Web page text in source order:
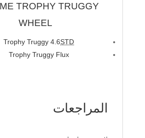
TROPHY TRUGGY
WHEEL
Trophy Truggy 4.6STD
Trophy Truggy Flux
المراجعات